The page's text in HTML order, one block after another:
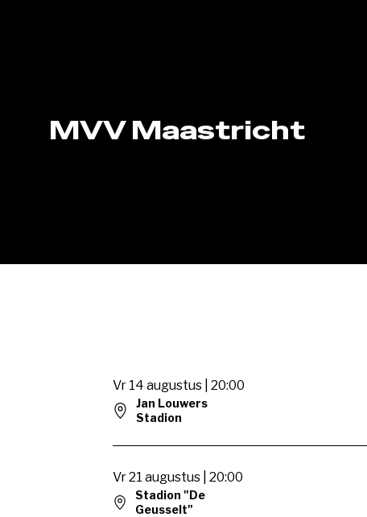
MVV Maastricht
Vr 14 augustus | 20:00
Jan Louwers
Stadion
Vr 21 augustus | 20:00
Stadion "De
Geusselt"